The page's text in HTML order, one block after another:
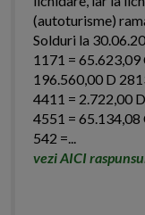
(autoturisme)
Solduri la
1171 = 65.623,09
196.560,00 D
4411 = 2.722,00
4551 = 65.134,08
542 =...
vezi AICI